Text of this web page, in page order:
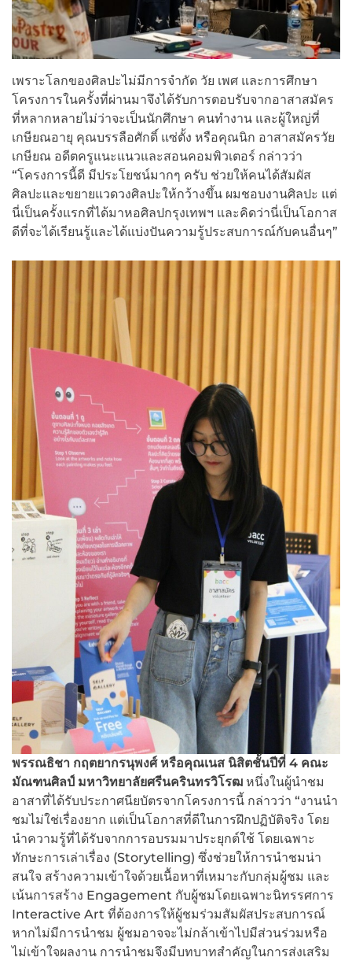
เพราะโลกของศิลปะไม่มีการจำกัด วัย เพศ และการศึกษา
โครงการในครั้งที่ผ่านมาจึงได้รับการตอบรับจากอาสาสมัคร
ที่หลากหลายไม่ว่าจะเป็นนักศึกษา คนทำงาน และผู้ใหญ่ที่
เกษียณอายุ คุณบรรลือศักดิ์ แซ่ตั้ง หรือคุณนิก อาสาสมัครวัย
เกษียณ อดีตครูแนะแนวและสอนคอมพิวเตอร์ กล่าวว่า
“โครงการนี้ดี มีประโยชน์มากๆ ครับ ช่วยให้คนได้สัมผัส
ศิลปะและขยายแวดวงศิลปะให้กว้างขึ้น ผมชอบงานศิลปะ แต่
นี่เป็นครั้งแรกที่ได้มาหอศิลปกรุงเทพฯ และคิดว่านี่เป็นโอกาส
ดีที่จะได้เรียนรู้และได้แบ่งปันความรู้ประสบการณ์กับคนอื่นๆ”
พรรณธิชา กฤตยากรนุพงศ์ หรือคุณเนส นิสิตชั้นปีที่ 4 คณะ
มัณฑนศิลป์ มหาวิทยาลัยศรีนครินทรวิโรฒ หนึ่งในผู้นำชม
อาสาที่ได้รับประกาศนียบัตรจากโครงการนี้ กล่าวว่า “งานนำ
ชมไม่ใช่เรื่องยาก แต่เป็นโอกาสที่ดีในการฝึกปฏิบัติจริง โดย
นำความรู้ที่ได้รับจากการอบรมมาประยุกต์ใช้ โดยเฉพาะ
ทักษะการเล่าเรื่อง (Storytelling) ซึ่งช่วยให้การนำชมน่า
สนใจ สร้างความเข้าใจด้วยเนื้อหาที่เหมาะกับกลุ่มผู้ชม และ
เน้นการสร้าง Engagement กับผู้ชมโดยเฉพาะนิทรรศการ
Interactive Art ที่ต้องการให้ผู้ชมร่วมสัมผัสประสบการณ์
หากไม่มีการนำชม ผู้ชมอาจจะไม่กล้าเข้าไปมีส่วนร่วมหรือ
ไม่เข้าใจผลงาน การนำชมจึงมีบทบาทสำคัญในการส่งเสริม